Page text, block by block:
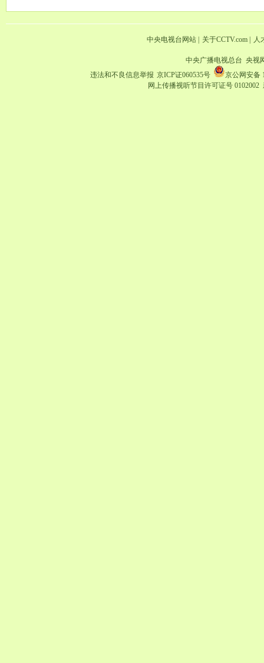
中央电视台网站 关于CCTV.com 人
中央广播电视总台 央视
违法和不良信息举报 京ICP证060535号
京公网安备
网上传播视听节目许可证号 0102002